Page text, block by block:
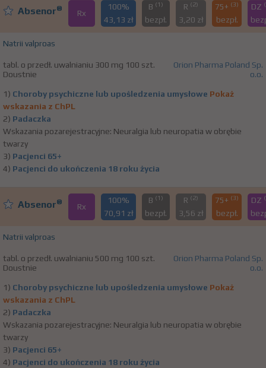
Absenor® Rx
100%
43,13 zł
B (1)
bezpł.
R (2)
3,20 zł
75+ (3)
bezpł.
DZ
Natrii valproas
tabl. o przedł. uwalnianiu 300 mg 100 szt.
Doustnie
Orion Pharma Poland Sp.
o.o.
1) Choroby psychiczne lub upośledzenia umysłowe Pokaż
wskazania z ChPL
2) Padaczka
Wskazania pozarejestracyjne: Neuralgia lub neuropatia w obrębie
twarzy
3) Pacjenci 65+
4) Pacjenci do ukończenia 18 roku życia
Absenor® Rx
100%
70,91 zł
B (1)
bezpł.
R (2)
3,56 zł
75+ (3)
bezpł.
DZ
Natrii valproas
tabl. o przedł. uwalnianiu 500 mg 100 szt.
Doustnie
Orion Pharma Poland Sp.
o.o.
1) Choroby psychiczne lub upośledzenia umysłowe Pokaż
wskazania z ChPL
2) Padaczka
Wskazania pozarejestracyjne: Neuralgia lub neuropatia w obrębie
twarzy
3) Pacjenci 65+
4) Pacjenci do ukończenia 18 roku życia